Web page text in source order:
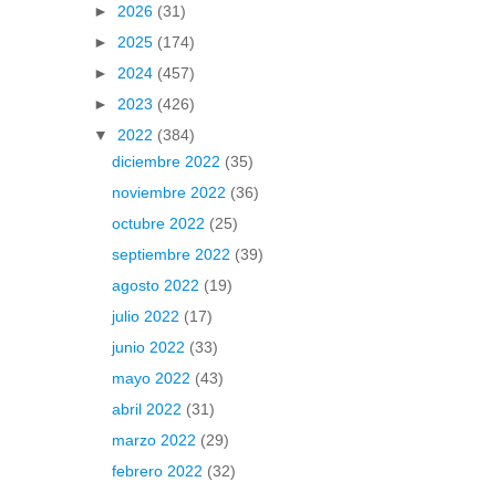
► 2026 (31)
► 2025 (174)
► 2024 (457)
► 2023 (426)
▼ 2022 (384)
diciembre 2022 (35)
noviembre 2022 (36)
octubre 2022 (25)
septiembre 2022 (39)
agosto 2022 (19)
julio 2022 (17)
junio 2022 (33)
mayo 2022 (43)
abril 2022 (31)
marzo 2022 (29)
febrero 2022 (32)